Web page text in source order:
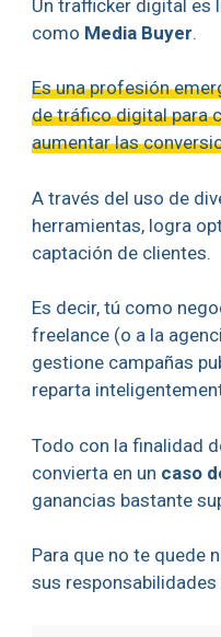
Un trafficker digital es
como Media Buyer.
Es una profesión
de tráfico digital para
aumentar las
A través del uso de
herramientas, logra
captación de clientes.
Es decir, tú como
freelance (o a la
gestione campañas
reparta
Todo con la finalidad
convierta en un caso
ganancias bastante
Para que no te quede
sus responsabilidades